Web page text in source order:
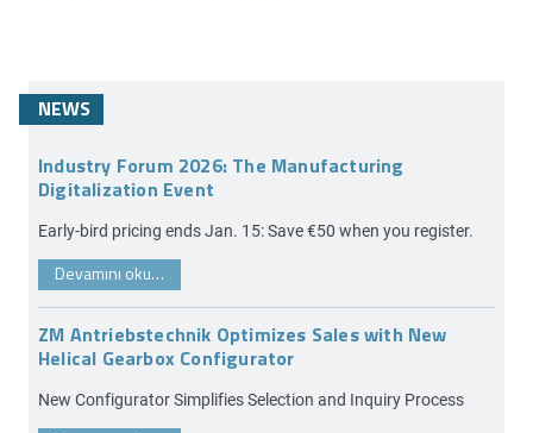
NEWS
Industry Forum 2026: The Manufacturing
Digitalization Event
Early-bird pricing ends Jan. 15: Save €50 when you register.
Devamını oku…
ZM Antriebstechnik Optimizes Sales with New
Helical Gearbox Configurator
New Configurator Simplifies Selection and Inquiry Process